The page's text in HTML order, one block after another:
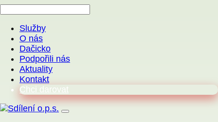
Služby
O nás
Dačicko
Podpořili nás
Aktuality
Kontakt
Chci darovat